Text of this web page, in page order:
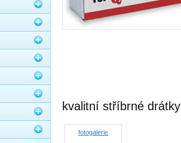
kvalitní stříbrné drátky
fotogalerie